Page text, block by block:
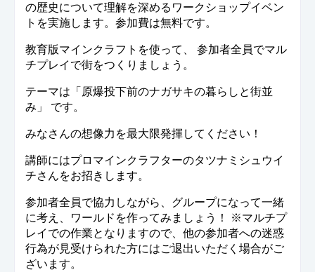
の歴史について理解を深めるワークショップイベン
トを実施します。参加費は無料です。
教育版マインクラフトを使って、 参加者全員でマル
チプレイで街をつくりましょう。
テーマは「原爆投下前のナガサキの暮らしと街並
み」 です。
みなさんの想像力を最大限発揮してください！
講師にはプロマインクラフターのタツナミシュウイ
チさんをお招きします。
参加者全員で協力しながら、グループになって一緒
に考え、ワールドを作ってみましょう！ ※マルチプ
レイでの作業となりますので、他の参加者への迷惑
行為が見受けられた方にはご退出いただく場合がご
ざいます。